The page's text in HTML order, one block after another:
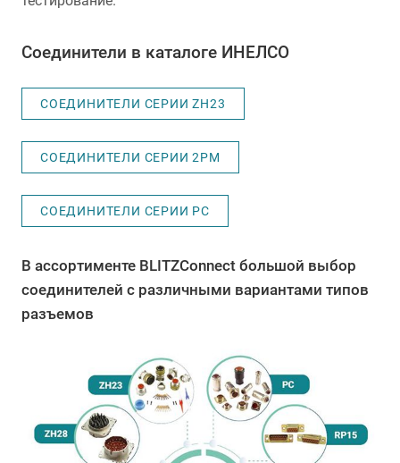
Соединители в каталоге ИНЕЛСО
СОЕДИНИТЕЛИ СЕРИИ ZH23
СОЕДИНИТЕЛИ СЕРИИ 2PM
СОЕДИНИТЕЛИ СЕРИИ PC
В ассортименте BLITZConnect большой выбор
соединителей с различными вариантами типов
разъемов